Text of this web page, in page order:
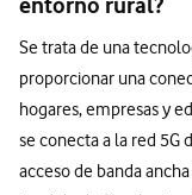
Se trata de una
proporcionar una
hogares, empresas y
se conecta a la red 5G
acceso de banda